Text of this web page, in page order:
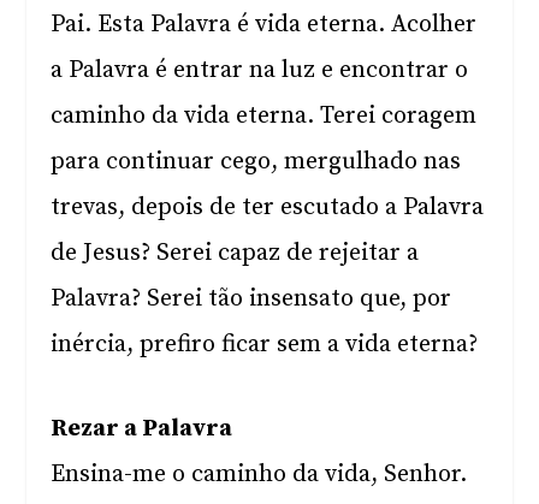
Pai. Esta Palavra é vida eterna. Acolher
a Palavra é entrar na luz e encontrar o
caminho da vida eterna. Terei coragem
para continuar cego, mergulhado nas
trevas, depois de ter escutado a Palavra
de Jesus? Serei capaz de rejeitar a
Palavra? Serei tão insensato que, por
inércia, prefiro ficar sem a vida eterna?
Rezar a Palavra
Ensina-me o caminho da vida, Senhor.